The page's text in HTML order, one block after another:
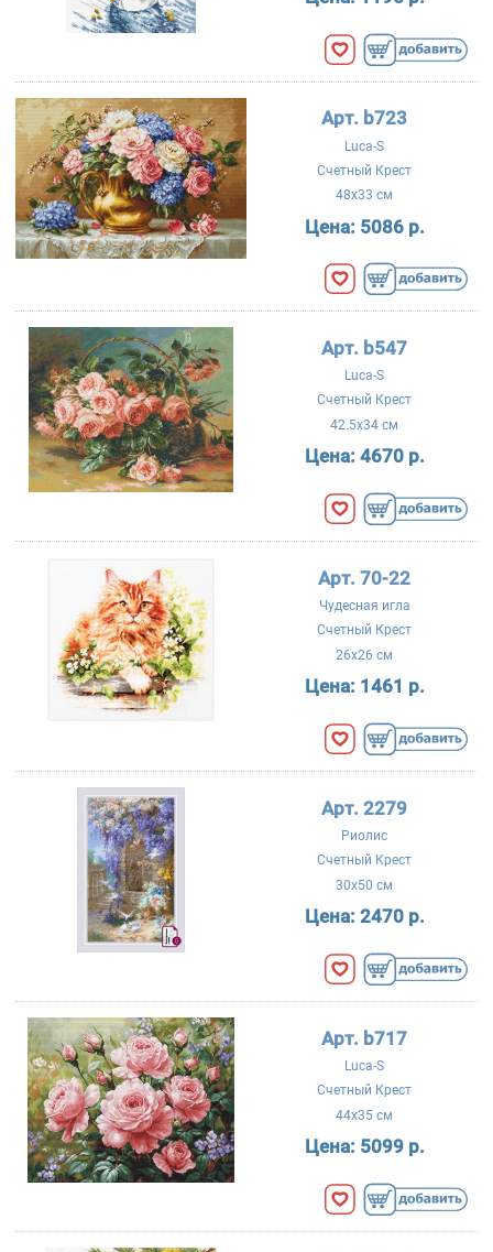
Арт. b723
Luca-S
Счетный Крест
48x33 см
Цена: 5086 р.
Арт. b547
Luca-S
Счетный Крест
42.5x34 см
Цена: 4670 р.
Арт. 70-22
Чудесная игла
Счетный Крест
26x26 см
Цена: 1461 р.
Арт. 2279
Риолис
Счетный Крест
30x50 см
Цена: 2470 р.
Арт. b717
Luca-S
Счетный Крест
44x35 см
Цена: 5099 р.